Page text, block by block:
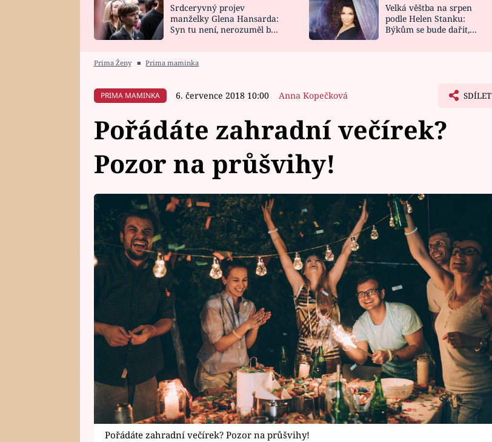
HOROSKOP NA
CELEBRITY
VAŘENÍ
NOVINKY
VIDEORECEPTY
Srdceryvný projev
manželky Glena Hansarda:
Syn tu není, nerozuměl by
Velká věštba na srpen
podle Helen Stanku:
Býkům se bude dařit,
Prima Ženy ■ Prima maminka
PRIMA MAMINKA 6. července 2018 10:00 Anna Kopečková SDÍLET
Pořádáte zahradní večírek?
Pozor na průšvihy!
Pořádáte zahradní večírek? Pozor na průšvihy!